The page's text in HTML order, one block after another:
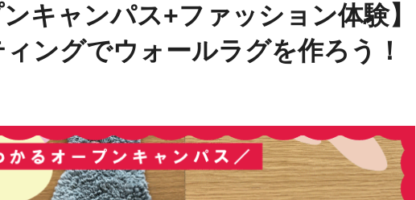
キャンパス+ファッション体験】
ングでウォールラグを作ろう！